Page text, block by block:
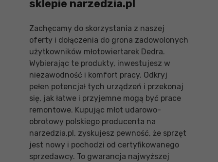
sklepie narzedzia.pl
Zachęcamy do skorzystania z naszej
oferty i dołączenia do grona zadowolonych
użytkowników młotowiertarek Dedra.
Wybierając te produkty, inwestujesz w
niezawodność i komfort pracy. Odkryj
pełen potencjał tych urządzeń i przekonaj
się, jak łatwe i przyjemne mogą być prace
remontowe. Kupując młot udarowo-
obrotowy polskiego producenta na
narzedzia.pl, zyskujesz pewność, że sprzęt
jest nowy i pochodzi od certyfikowanego
sprzedawcy. To gwarancja najwyższej